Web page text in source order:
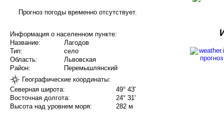
Прогноз погоды временно отсутствует.
Информация о населенном пункте:
Название:
Лагодов
Тип:
село
Область:
Львовская
Район:
Перемышлянский
Географические координаты:
Северная широта:
49° 43'
Восточная долгота:
24° 31'
Высота над уровнем моря:
282 м